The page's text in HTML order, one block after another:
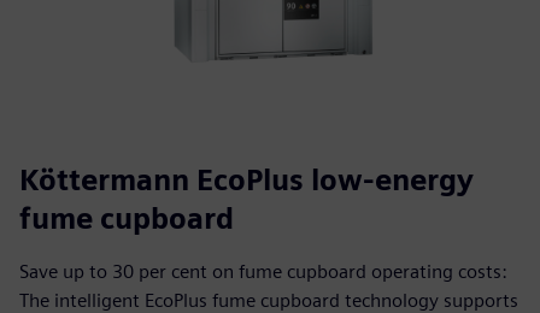
Köttermann EcoPlus low-energy
fume cupboard
Save up to 30 per cent on fume cupboard operating costs:
The intelligent EcoPlus fume cupboard technology supports